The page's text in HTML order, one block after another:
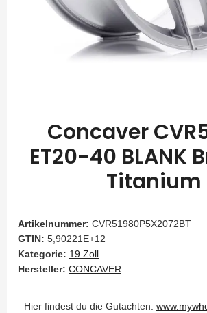
Concaver
ET20-40 BLANK
Titanium
Artikelnummer: CVR51980P5X2072BT
GTIN: 5,90221E+12
Kategorie: 19 Zoll
Hersteller: CONCAVER
Hier findest du die Gutachten: